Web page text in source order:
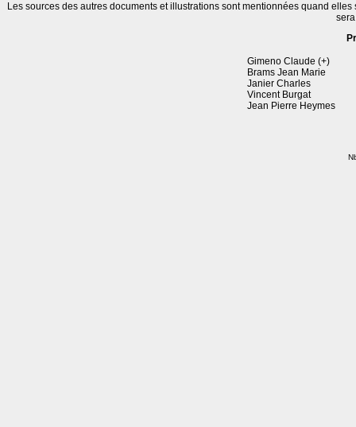
Les sources des autres documents et illustrations sont mentionnées quand
Gimeno Claude (+)
Brams Jean Marie
Janier Charles
Vincent Burgat
Jean Pierre Heymes